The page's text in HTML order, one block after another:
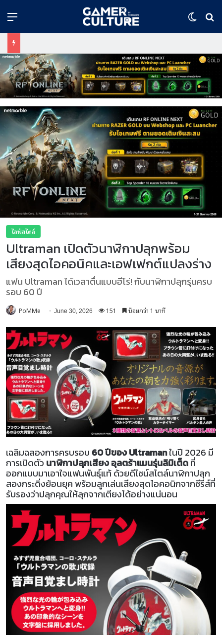
Menu
ไลฟ์สไตล์
Ultraman เปิดตัวนาฬิกาปลุกพร้อม
เสียงสุดไอคอนิคและเอฟเฟกต์แปลงร่าง
แฟน Ultraman ได้เวลาตื่นแบบฮีโร่! กับนาฬิกาปลุกรุ่นครบ
รอบ 60 ปี
PoMMe June 30, 2026 151 น้อยกว่า 1 นาที
เฉลิมฉลองการครบรอบ 60 ปีของ Ultramanในปี 2026 มี
การเปิดตัว นาฬิกาปลุกเสียง อุลตร้าแมนรุ่นลิมิเต็ดที่
ออกแบบมาเอาใจแฟนพันธุ์แท้ ด้วยดีไซน์สไตล์นาฬิกาปลุก
สองกระดิ่งย้อนยุค พร้อมลูกเล่นเสียงสุดไอคอนิกจากซีรีส์ที่
รับรองว่าปลุกคุณให้ลุกจากเตียงได้อย่างแน่นอน